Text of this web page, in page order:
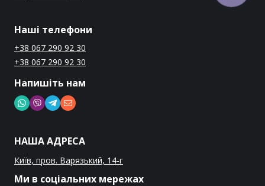
Наші телефони
+38 067 290 92 30
+38 067 290 92 30
Напишіть нам
НАША АДРЕСА
Київ, пров. Варязький, 14-г
Ми в соціальних мережах